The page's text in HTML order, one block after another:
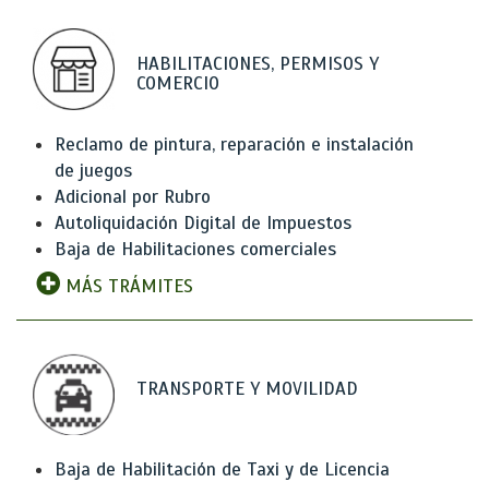
HABILITACIONES, PERMISOS Y
COMERCIO
Reclamo de pintura, reparación e instalación
de juegos
Adicional por Rubro
Autoliquidación Digital de Impuestos
Baja de Habilitaciones comerciales
MÁS TRÁMITES
TRANSPORTE Y MOVILIDAD
Baja de Habilitación de Taxi y de Licencia